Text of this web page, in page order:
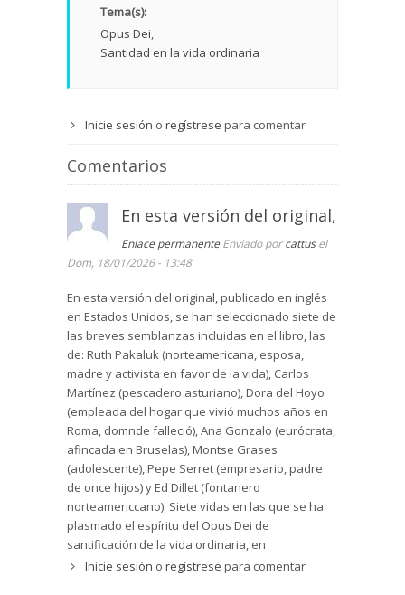
Tema(s):
Opus Dei
Santidad en la vida ordinaria
Inicie sesión o regístrese para comentar
Comentarios
En esta versión del original,
Enlace permanente Enviado porcattusel
Dom, 18/01/2026 - 13:48
En esta versión del original, publicado en inglés
en Estados Unidos, se han seleccionado siete de
las breves semblanzas incluidas en el libro, las
de: Ruth Pakaluk (norteamericana, esposa,
madre y activista en favor de la vida), Carlos
Martínez (pescadero asturiano), Dora del Hoyo
(empleada del hogar que vivió muchos años en
Roma, domnde falleció), Ana Gonzalo (eurócrata,
afincada en Bruselas), Montse Grases
(adolescente), Pepe Serret (empresario, padre
de once hijos) y Ed Dillet (fontanero
norteamericcano). Siete vidas en las que se ha
plasmado el espíritu del Opus Dei de
santificación de la vida ordinaria, en
circunstancias muy variadas. De algunos, se ha
Inicie sesión o regístrese para comentar